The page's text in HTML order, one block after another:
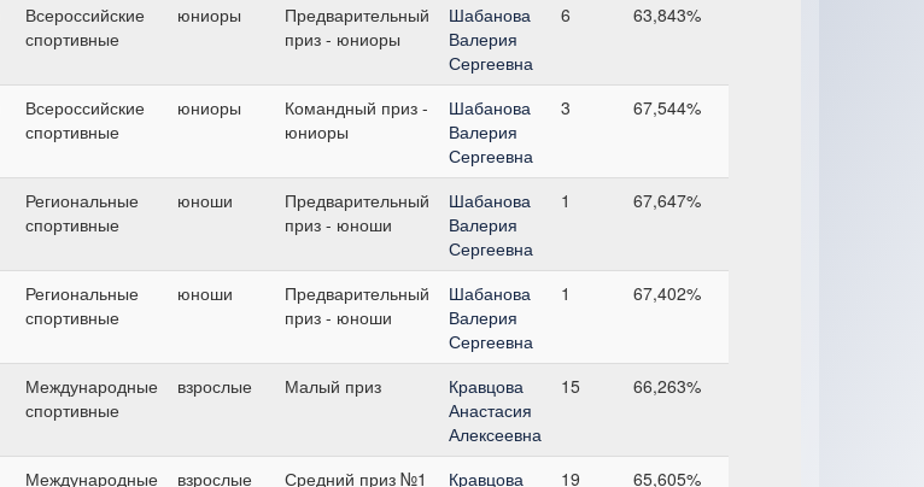
Всероссийские
спортивные
юниоры
Предварительный
приз - юниоры
Шабанова
Валерия
Сергеевна
6 63,843%
Всероссийские
спортивные
юниоры
Командный приз -
юниоры
Шабанова
Валерия
Сергеевна
3 67,544%
Региональные
спортивные
юноши
Предварительный
приз - юноши
Шабанова
Валерия
Сергеевна
1 67,647%
Региональные
спортивные
юноши
Предварительный
приз - юноши
Шабанова
Валерия
Сергеевна
1 67,402%
Международные
спортивные
взрослые Малый приз
Кравцова
Анастасия
Алексеевна
15 66,263%
Международные
взрослые Средний приз №1
Кравцова
19 65,605%